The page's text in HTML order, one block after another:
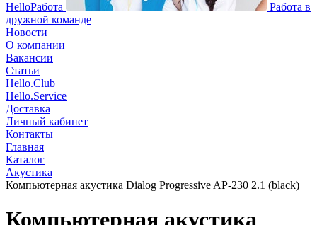
HelloРабота
Работа в
дружной команде
Новости
О компании
Вакансии
Статьи
Hello.Club
Hello.Service
Доставка
Личный кабинет
Контакты
Главная
Каталог
Акустика
Компьютерная акустика Dialog Progressive AP-230 2.1 (black)
Компьютерная акустика